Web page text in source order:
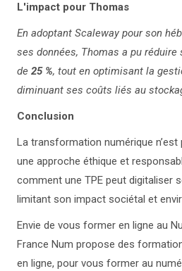
L'impact pour Thomas
En adoptant Scaleway pour son
ses données, Thomas a pu réduire
de 25 %, tout en optimisant la
diminuant ses coûts liés au
Conclusion
La transformation numérique
une approche éthique et
comment une TPE peut digitaliser
limitant son impact sociétal et
Envie de vous former en ligne au
France Num propose des
en ligne, pour vous former au